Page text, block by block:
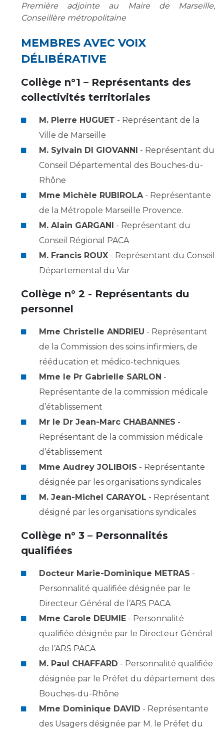
Culture à l'hôpital
Laïcité et cultes
Livret d'accueil
Salon des familles
Transports sanitaires
Vos droits, vos devoirs
Handicap
Handi 13
Pôle Médecine Physique et Réadaptation
Accueil sourds et malentendants
Charte Romain Jacob
Mouvement Parcours Handicap 13
Activité physique
Cancer
Médecine nucléaire
Maladies rares
Maternité Hôpital Nord
Vos représentants
La Commission Des Usagers (CDU)
Les Comités Locaux des Usagers
Le projet des usagers
Qualité
Nos indicateurs qualité et de sécurité des soins
Protection des données
Sécurité
Les recherches en santé à l’AP-HM
Lieu de santé sans tabac
Chercheurs
La recherche clinique à l'AP-HM
Les structures de recherche
Écoles et Instituts de Formation
Plateforme des internes
Professionnels de santé
Adresser un examen au Laboratoire de Biologie
Médicale
Radiologie / Imagerie
Cancérologie
Anatomie et Cytologie Pathologiques
Adresser un examen au Laboratoire d'Infectiologie
Centres de référence Maladies Rares
Presse / Multimédia
Communiqués de presse
Dossiers de presse
Médiathèque
Fournisseurs
Rôles et missions
Liste des marchés conclus
Première adjointe au Maire de Marseille,
Conseillère métropolitaine
MEMBRES AVEC VOIX
DÉLIBÉRATIVE
Collège n°1 – Représentants des
collectivités territoriales
M. Pierre HUGUET - Représentant de la
Ville de Marseille
M. Sylvain DI GIOVANNI
- Représentant du
Conseil Départemental des Bouches-du-
Rhône
Mme Michèle RUBIROLA- Représentante
de la Métropole Marseille Provence.
M. Alain GARGANI
- Représentant du
Conseil Régional PACA
M. Francis ROUX - Représentant du Conseil
Départemental du Var
Collège n° 2 - Représentants du
personnel
Mme Christelle ANDRIEU - Représentant
de la Commission des soins infirmiers, de
rééducation et médico-techniques.
Mme le Pr Gabrielle SARLON -
Représentante de la commission médicale
d’établissement
Mr le Dr Jean-Marc CHABANNES -
Représentant de la commission médicale
d’établissement
Mme Audrey JOLIBOIS - Représentante
désignée par les organisations syndicales
M. Jean-Michel CARAYOL - Représentant
désigné par les organisations syndicales
Collège n° 3 – Personnalités
qualifiées
Docteur Marie-Dominique METRAS -
Personnalité qualifiée désignée par le
Directeur Général de l’ARS PACA
Mme Carole DEUMIE - Personnalité
qualifiée désignée par le Directeur Général
de l’ARS PACA
M. Paul CHAFFARD - Personnalité qualifiée
désignée par le Préfet du département des
Bouches-du-Rhône
Mme Dominique DAVID - Représentante
des Usagers désignée par M. le Préfet du